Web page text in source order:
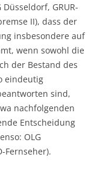
GRUR-
II), dass der
insbesondere auf
wenn sowohl die
der Bestand des
eindeutig
sind,
nachfolgenden
Entscheidung
OLG
Fernseher).